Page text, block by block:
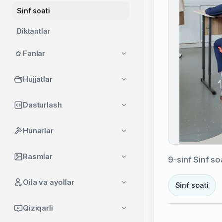
Sinf soati
Diktantlar
Ko'rgazmalar
O'qituvchilar uchun foydali
O'qituvchilar uchun foydali
Fanlar
Hujjatlar
Dasturlash
Hunarlar
Rasmlar
Oila va ayollar
Qiziqarli
9-sinf Sinf
Sinf soati